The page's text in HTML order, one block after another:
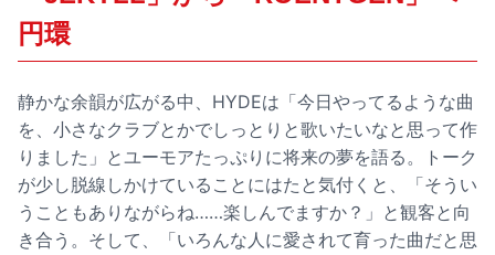
円環
静かな余韻が広がる中、HYDEは「今日やってるような曲
を、小さなクラブとかでしっとりと歌いたいなと思って作
りました」とユーモアたっぷりに将来の夢を語る。トーク
が少し脱線しかけていることにはたと気付くと、「そうい
うこともありながらね……楽しんでますか？」と観客と向
き合う。そして、「いろんな人に愛されて育った曲だと思